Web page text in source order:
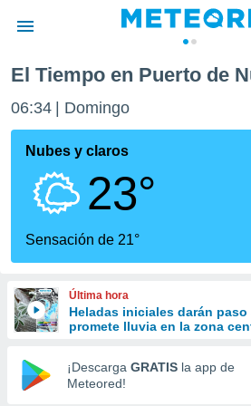
de
por
que se
calidad.
a este
las
y
forma
digital
basada
El Tiempo en Puerto de
06:34 Domingo
Nubes y claros
23°
Sensación de 21°
Última hora
Heladas iniciales darán
promete lluvia en la zona
¡Descarga GRATIS la app de
Meteored!